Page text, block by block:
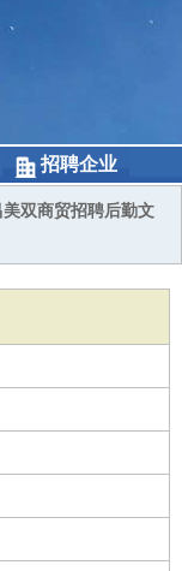
招聘企业
美双商贸招聘后勤文